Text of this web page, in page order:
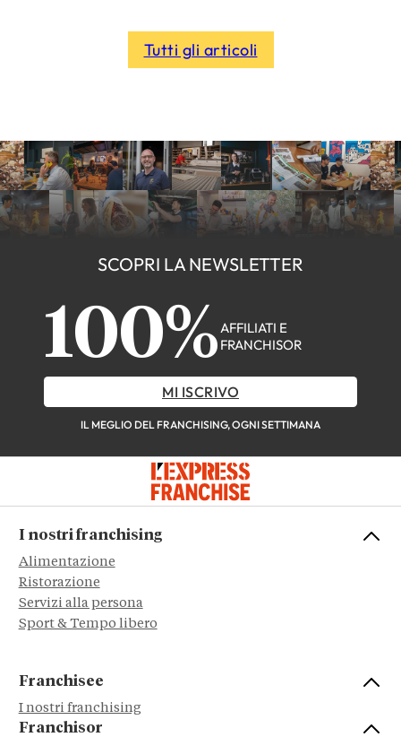
Tutti gli articoli
SCOPRI LA NEWSLETTER
100% AFFILIATI E
FRANCHISOR
MI ISCRIVO
IL MEGLIO DEL FRANCHISING, OGNI SETTIMANA
I nostri franchising
Alimentazione
Ristorazione
Servizi alla persona
Sport & Tempo libero
Franchisee
I nostri franchising
Franchisor